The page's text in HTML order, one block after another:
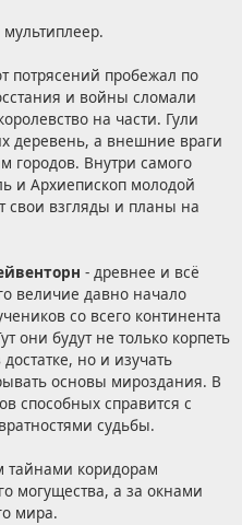
мультиплеер.
потрясений пробежал по
и войны сломали
на части. Гули
деревень, а внешние враги
городов. Внутри самого
и Архиепископ молодой
свои взгляды и планы на
- древнее и всё
величие давно начало
со всего континента
они будут не только корпеть
но и изучать
основы мироздания. В
способных справится с
судьбы.
коридорам
могущества, а за окнами
мира.